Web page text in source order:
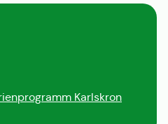
Karlskron